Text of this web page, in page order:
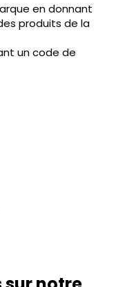
en donnant
produits de la
un code de